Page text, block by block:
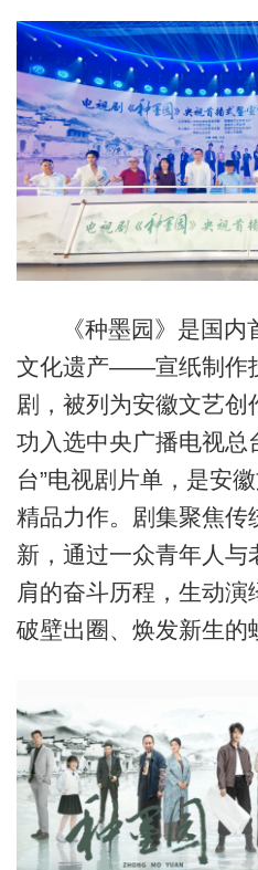
《种墨园》是国
文化遗产——宣纸制作
剧，被列为安徽文艺创
功入选中央广播电视总
台”电视剧片单，是安
精品力作。剧集聚焦传
新，通过一众青年人与
肩的奋斗历程，生动
破壁出圈、焕发新生的